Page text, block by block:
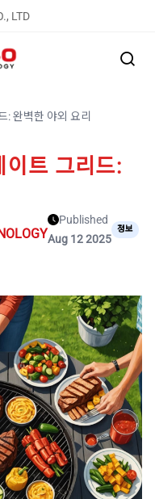
LTD
: 완벽한 야외 요리
이트 그리드:
Published
Aug 12 2025
정보